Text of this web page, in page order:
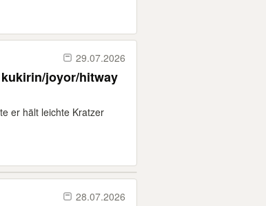
29.07.2026
joyor/hitway
er hält leichte Kratzer
28.07.2026